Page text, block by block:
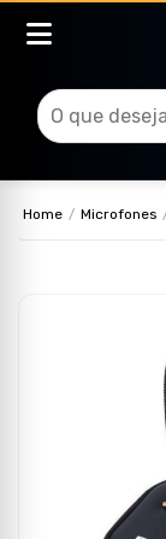
Home Microfones